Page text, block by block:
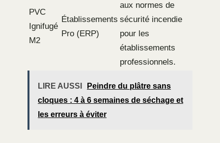
PVC
Ignifugé
M2
Établissements
Pro (ERP)
aux normes de
sécurité incendie
pour les
établissements
professionnels.
LIRE AUSSI
Peindre du plâtre sans
cloques : 4 à 6 semaines de séchage et
les erreurs à éviter